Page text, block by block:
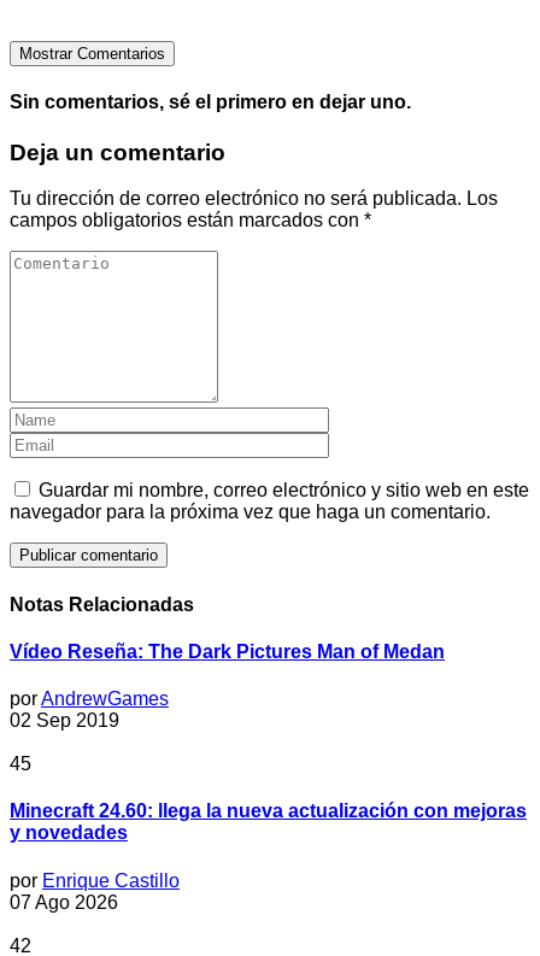
Mostrar Comentarios
Sin comentarios, sé el primero en dejar uno.
Deja un comentario
Tu dirección de correo electrónico no será publicada. Los
campos obligatorios están marcados con *
Guardar mi nombre, correo electrónico y sitio web en este
navegador para la próxima vez que haga un comentario.
Notas Relacionadas
Vídeo Reseña: The Dark Pictures Man of Medan
porAndrewGames
02 Sep 2019
45
Minecraft 24.60: llega la nueva actualización con mejoras
y novedades
por Enrique Castillo
07 Ago 2026
42